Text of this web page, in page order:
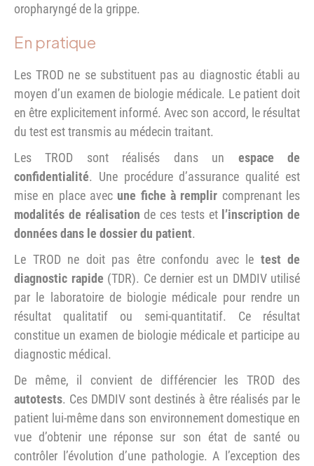
oropharyngé de la grippe.
En pratique
Les TROD ne se substituent pas au diagnostic établi au
moyen d’un examen de biologie médicale. Le patient doit
en être explicitement informé. Avec son accord, le résultat
du test est transmis au médecin traitant.
Les TROD sont réalisés dans un espace de
confidentialité. Une procédure d’assurance qualité est
mise en place avec une fiche à remplir comprenant les
modalités de réalisation de ces tests et l’inscription de
données dans le dossier du patient.
Le TROD ne doit pas être confondu avec le test de
diagnostic rapide (TDR). Ce dernier est un DMDIV utilisé
par le laboratoire de biologie médicale pour rendre un
résultat qualitatif ou semi-quantitatif. Ce résultat
constitue un examen de biologie médicale et participe au
diagnostic médical.
De même, il convient de différencier les TROD des
autotests. Ces DMDIV sont destinés à être réalisés par le
patient lui-même dans son environnement domestique en
vue d’obtenir une réponse sur son état de santé ou
contrôler l’évolution d’une pathologie. A l’exception des